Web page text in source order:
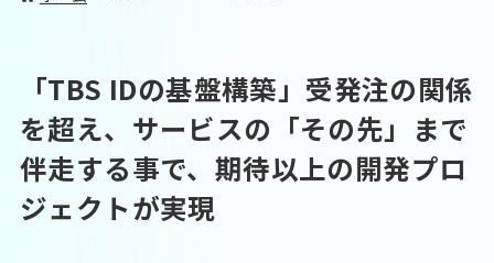
「TBS IDの基盤構築」受発注の関係
を超え、サービスの「その先」まで
伴走する事で、期待以上の開発プロ
ジェクトが実現